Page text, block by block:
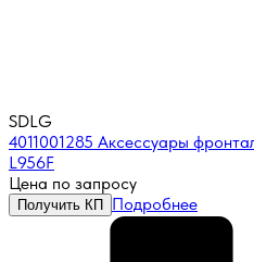
SDLG
4011001285 Аксессуары
L956F
Цена по запросу
Получить КП Подробнее